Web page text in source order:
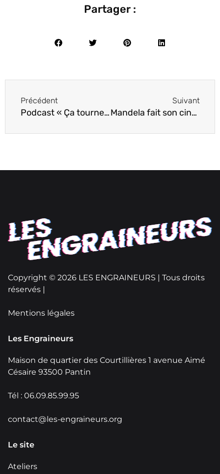
Partager :
Suivant
Mandela fait son cinéma
Précédent
Podcast « Ça tourne au son! »
Copyright © 2026 LES ENGRAINEURS | Tous droits
réservés |
Mentions légales
Les Engraineurs
Maison de quartier des Courtillières 1 avenue Aimé
Césaire 93500 Pantin
Tél : 06.09.85.99.95
contact@les-engraineurs.org
Le site
Ateliers